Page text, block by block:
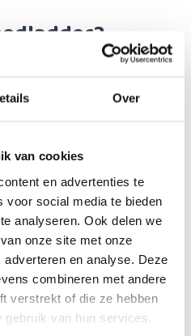
Over
van cookies
en advertenties te
voor social media te bieden
analyseren. Ook delen we
onze site met onze
en analyse. Deze
combineren met andere
verstrekt of die ze hebben
van hun services.
reeks handgrepen of
De gebruiker kan
waardoor hij of zij
positie kan komen. Dit
en minimaliseert de
gebruikers om
van anderen uit bed te